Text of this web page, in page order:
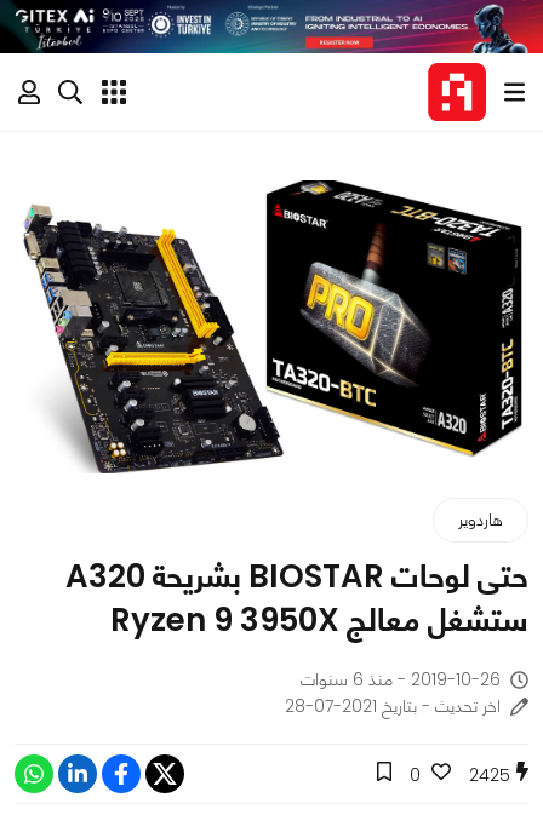
هاردوير
حتى لوحات BIOSTAR بشريحة A320
ستشغل معالج Ryzen 9 3950X
2019-10-26 - منذ 6 سنوات
اخر تحديث - بتاريخ 2021-07-28
2425
0